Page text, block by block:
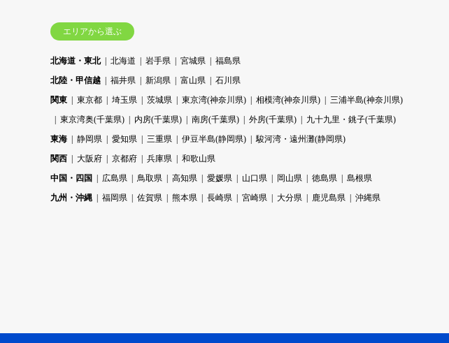
エリアから選ぶ
北海道・東北 北海道 岩手県 宮城県
福島県
北陸・甲信越
福井県 新潟県 富山県
石川県
関東
東京都 埼玉県 茨城県 東京湾(神奈川県) 相模湾(神奈川県)
三浦半島(神奈川県)
東京湾奥(千葉県)
内房(千葉県) 南房(千葉県) 外房(千葉県)
九十九里・銚子(千葉県)
東海
静岡県 愛知県 三重県 伊豆半島(静岡県)
駿河湾・遠州灘(静岡県)
関西
大阪府 京都府 兵庫県
和歌山県
中国・四国
広島県 鳥取県 高知県 愛媛県 山口県 岡山県 徳島県
島根県
九州・沖縄
福岡県 佐賀県 熊本県 長崎県 宮崎県 大分県 鹿児島県 沖縄県